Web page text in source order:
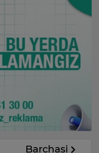
Barchasi